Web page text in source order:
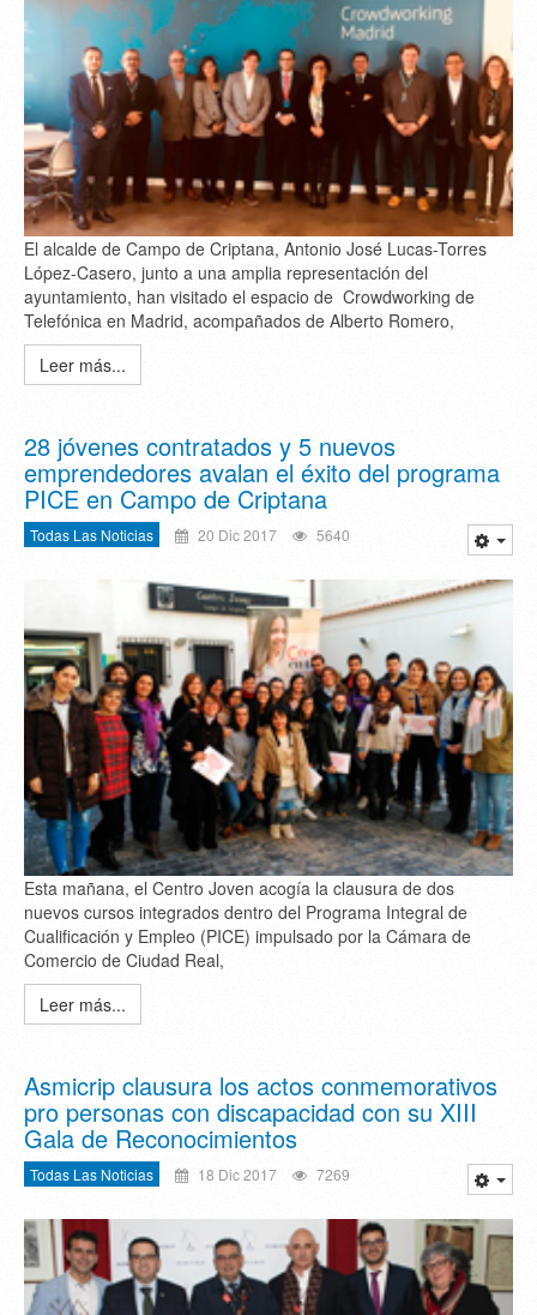
El alcalde de Campo de Criptana, Antonio José Lucas-Torres
López-Casero, junto a una amplia representación del
ayuntamiento, han visitado el espacio de Crowdworking de
Telefónica en Madrid, acompañados de Alberto Romero,
Leer más...
28 jóvenes contratados y 5 nuevos
emprendedores avalan el éxito del programa
PICE en Campo de Criptana
Todas Las Noticias 20 Dic 2017 5640
Esta mañana, el Centro Joven acogía la clausura de dos
nuevos cursos integrados dentro del Programa Integral de
Cualificación y Empleo (PICE) impulsado por la Cámara de
Comercio de Ciudad Real,
Leer más...
Asmicrip clausura los actos conmemorativos
pro personas con discapacidad con su XIII
Gala de Reconocimientos
Todas Las Noticias 18 Dic 2017 7269